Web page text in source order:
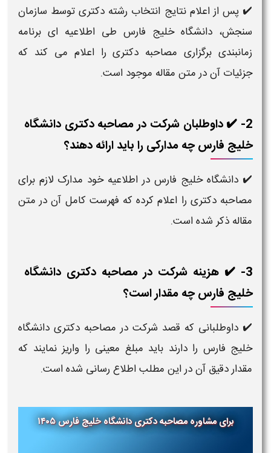
✔️پس از اعلام نتایج انتخاب رشته دکتری توسط سازمان
سنجش، دانشگاه خلیج فارس طی اطلاعیه ای برنامه
زمانبندی برگزاری مصاحبه دکتری را اعلام می کند که
جزئیات آن در متن مقاله موجود است.
2- ✔️ داوطلبان شرکت در مصاحبه دکتری دانشگاه
خلیج فارس چه مدارکی را باید ارائه دهند؟
✔️ دانشگاه خلیج فارس در اطلاعیه خود مدارک لازم برای
مصاحبه دکتری را اعلام کرده که فهرست کامل آن در متن
مقاله ذکر شده است.
3- ✔️ هزینه شرکت در مصاحبه دکتری دانشگاه
خلیج فارس چه مقدار است؟
✔️ داوطلبانی که قصد شرکت در مصاحبه دکتری دانشگاه
خلیج فارس را دارند باید مبلغ معینی را واریز نمایند که
مقدار دقیق آن در این مطلب اطلاع رسانی شده است.
برای مشاوره مصاحبه دکتری دانشگاهخلیج فارس ۱۴۰۵